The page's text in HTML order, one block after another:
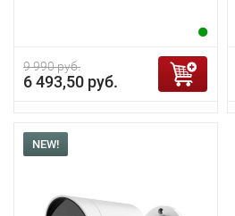
9 990 руб.
6 493,50 руб.
NEW!